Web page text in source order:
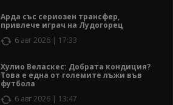
Арда със сериозен трансфер,
привлече играч на Лудогорец
6 авг 2026 | 17:33
Хулио Веласкес: Добрата кондиция?
Това е една от големите лъжи във
футбола
6 авг 2026 | 13:47